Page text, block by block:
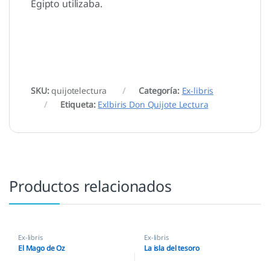
Egipto utilizaba.
SKU:quijotelectura Categoría: Ex-libris
Etiqueta: Exlbiris Don Quijote Lectura
Productos relacionados
Ex-libris
El Mago de Oz
Ex-libris
La isla del tesoro